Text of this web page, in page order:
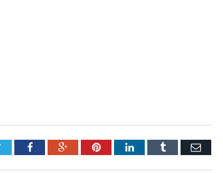
TwitterFacebookGoogle+PinterestLinkedInTumblr Email